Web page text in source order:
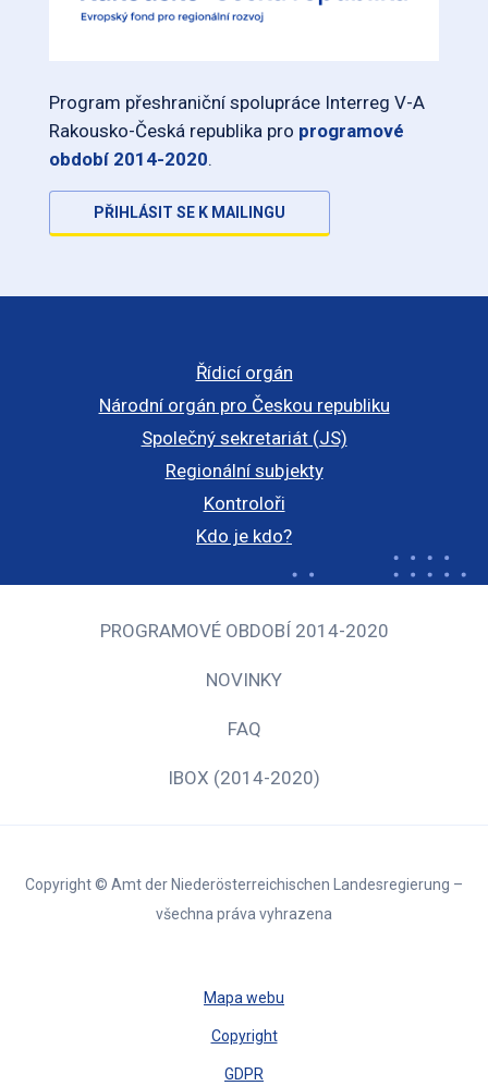
Program přeshraniční spolupráce Interreg V-A
Rakousko-Česká republika pro programové
období 2014-2020.
PŘIHLÁSIT SE K MAILINGU
Řídicí orgán
Národní orgán pro Českou republiku
Společný sekretariát (JS)
Regionální subjekty
Kontroloři
Kdo je kdo?
PROGRAMOVÉ OBDOBÍ 2014-2020
NOVINKY
FAQ
IBOX (2014-2020)
Copyright © Amt der Niederösterreichischen Landesregierung –
všechna práva vyhrazena
Mapa webu
Copyright
GDPR